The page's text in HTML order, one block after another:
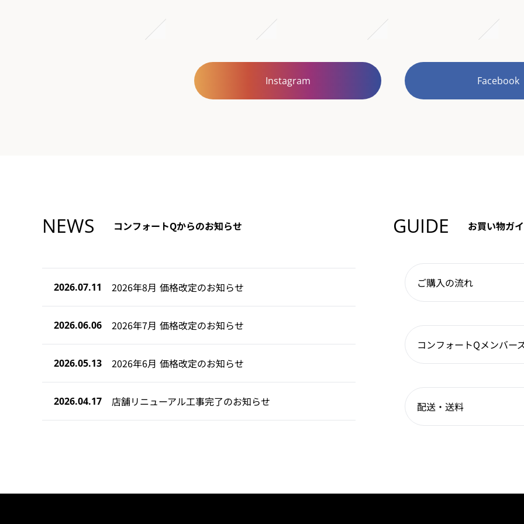
Instagram Facebook
NEWS コンフォートQからのお知らせ
2026.07.11 2026年8月 価格改定のお知らせ
2026.06.06 2026年7月 価格改定のお知らせ
2026.05.13 2026年6月 価格改定のお知らせ
2026.04.17 店舗リニューアル工事完了のお知らせ
GUIDE お買い物ガ
ご購入の流れ
コンフォートQメンバー
配送・送料